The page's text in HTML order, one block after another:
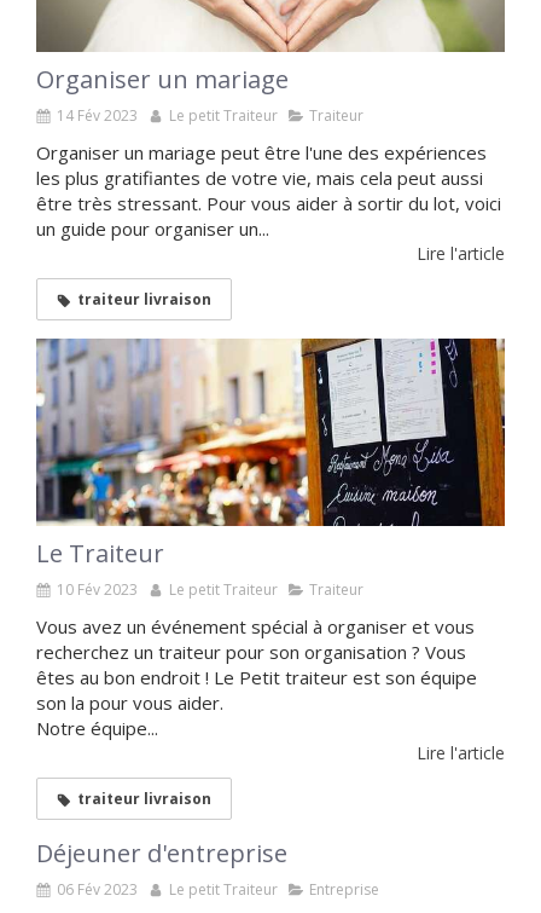
Organiser un mariage
14 Fév 2023 Le petit Traiteur Traiteur
Organiser un mariage peut être l'une des expériences
les plus gratifiantes de votre vie, mais cela peut aussi
être très stressant. Pour vous aider à sortir du lot, voici
un guide pour organiser un...
Lire l'article
traiteur livraison
Le Traiteur
10 Fév 2023 Le petit Traiteur Traiteur
Vous avez un événement spécial à organiser et vous
recherchez un traiteur pour son organisation ? Vous
êtes au bon endroit ! Le Petit traiteur est son équipe
son la pour vous aider.
Notre équipe...
Lire l'article
traiteur livraison
Déjeuner d'entreprise
06 Fév 2023 Le petit Traiteur Entreprise